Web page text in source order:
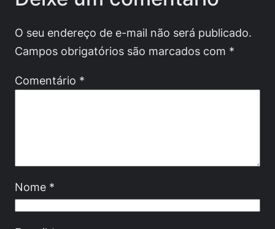
O seu endereço de e-mail não será publicado.
Campos obrigatórios são marcados com *
Comentário *
Nome *